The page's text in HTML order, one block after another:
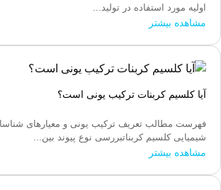
اولیه مورد استفاده در تولید...
مشاهده بیشتر
آیا کلسیم کربنات ترکیب یونی است؟
فهرست مطالب تعریف ترکیب یونی و معیارهای
شیمیایی کلسیم کربناتبررسی نوع پیوند بین...
مشاهده بیشتر